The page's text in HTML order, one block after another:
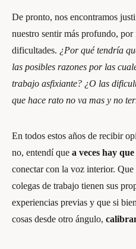
De pronto, nos encontramos
nuestro sentir más profundo, por
dificultades. ¿Por qué tendría
las posibles razones por las
trabajo asfixiante? ¿O las
que hace rato no va mas y no
En todos estos años de recibir
no, entendí que a veces hay
conectar con la voz interior.
colegas de trabajo tienen sus
experiencias previas y que si
cosas desde otro ángulo,